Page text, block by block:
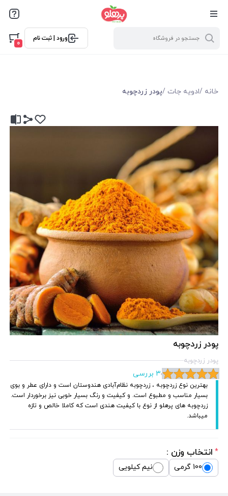
@media screen and (max-width: 500px) { .w-ch{bottom: 125px
!important; left:5px !important;} }
ورود | ثبت نام
0
خانه /ادویه جات /پودر زردچوبه
پودر زردچوبه
پودر زردچوبه
3 بررسی
بهترین نوع زردچوبه ، زردچوبه نظام‌آبادی هندوستان است و دارای عطر و بوی
بسیار مناسب و مطبوع است. و کیفیت و رنگ بسیار خوبی نیز برخوردار است.
زردچوبه های پرهلو از نوع با کیفیت هندی است که کاملا خالص و تازه
میباشد.
* انتخاب وزن :
100 گرمی نیم کیلویی